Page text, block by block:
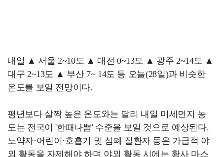
내일 ▲ 서울 2~10도 ▲ 대전 0~13도 ▲ 광주 2~14도 ▲
대구 2~13도 ▲ 부산 7~ 14도 등 오늘(28일)과 비슷한
온도를 보일 전망이다.
평년보다 살짝 높은 온도와는 달리 내일 미세먼지 농
도는 전국이 '한때나쁨' 수준을 보일 것으로 예상된다.
노약자·어린이·호흡기 및 심폐 질환자 등은 가급적 야
외 활동을 자제해야 하며 야외 활동 시에는 황사 마스